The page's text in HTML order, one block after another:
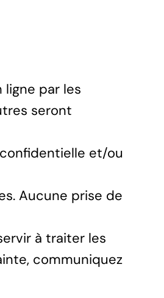
ligne par les
seront
et/ou
Aucune prise de
à traiter les
communiquez